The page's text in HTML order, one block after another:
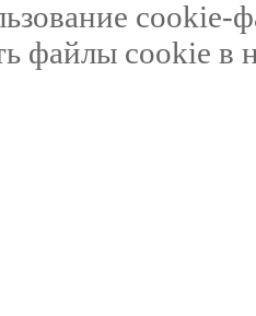
cookie-
файлы cookie в